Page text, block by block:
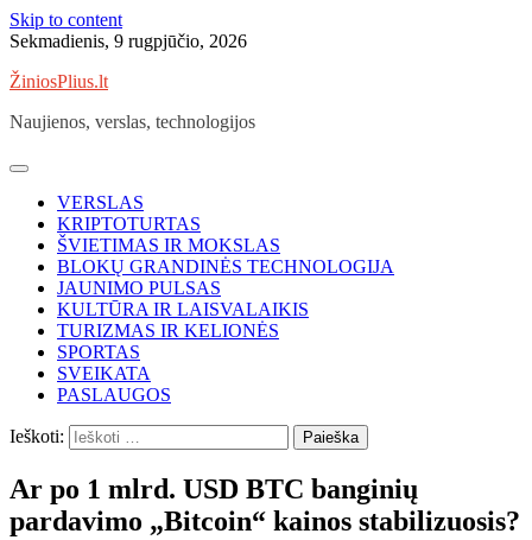
Skip to content
Sekmadienis, 9 rugpjūčio, 2026
ŽiniosPlius.lt
Naujienos, verslas, technologijos
VERSLAS
KRIPTOTURTAS
ŠVIETIMAS IR MOKSLAS
BLOKŲ GRANDINĖS TECHNOLOGIJA
JAUNIMO PULSAS
KULTŪRA IR LAISVALAIKIS
TURIZMAS IR KELIONĖS
SPORTAS
SVEIKATA
PASLAUGOS
Ieškoti:
Ar po 1 mlrd. USD BTC banginių
pardavimo „Bitcoin“ kainos stabilizuosis?